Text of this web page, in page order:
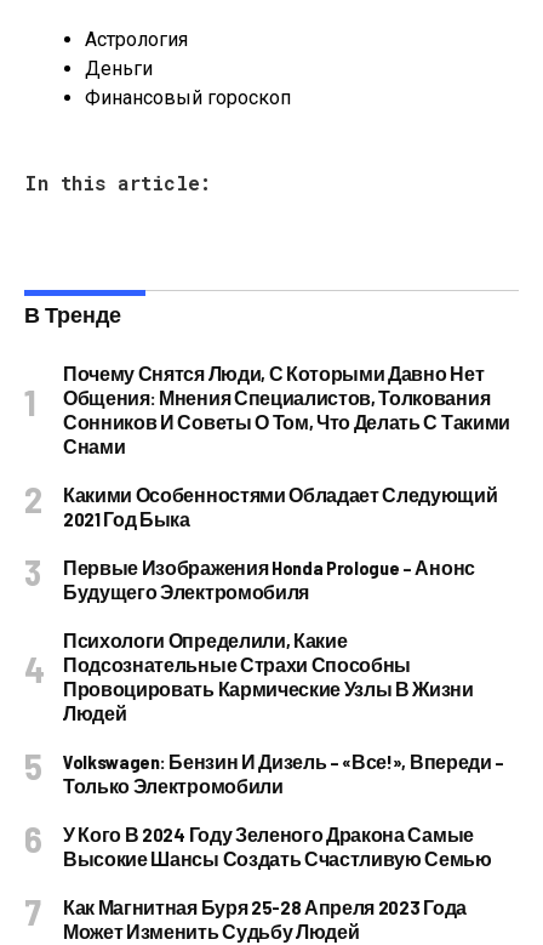
Астрология
Деньги
Финансовый гороскоп
In this article:
В Тренде
Почему Снятся Люди, С Которыми Давно Нет
Общения: Мнения Специалистов, Толкования
Сонников И Советы О Том, Что Делать С Такими
Снами
Какими Особенностями Обладает Следующий
2021 Год Быка
Первые Изображения Honda Prologue – Анонс
Будущего Электромобиля
Психологи Определили, Какие
Подсознательные Страхи Способны
Провоцировать Кармические Узлы В Жизни
Людей
Volkswagen: Бензин И Дизель – «все!», Впереди –
Только Электромобили
У Кого В 2024 Году Зеленого Дракона Самые
Высокие Шансы Создать Счастливую Семью
Как Магнитная Буря 25-28 Апреля 2023 Года
Может Изменить Судьбу Людей